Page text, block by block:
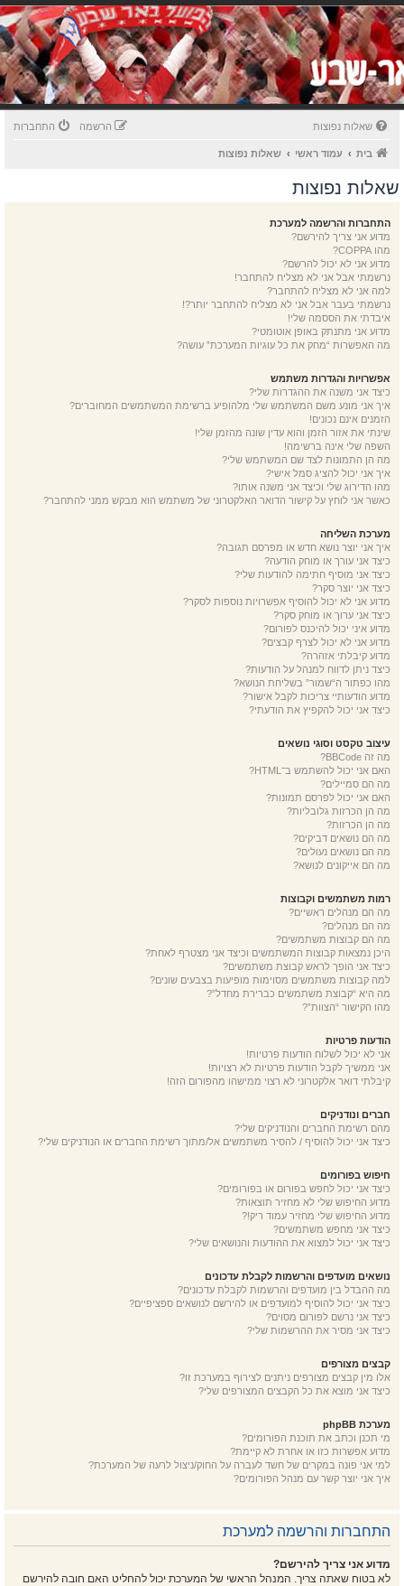
שאלות נפוצות התחברות הרשמה
בית עמוד ראשי שאלות נפוצות
שאלות נפוצות
התחברות והרשמה למערכת
מדוע אני צריך להירשם?
מהו COPPA?
מדוע אני לא יכול להרשם?
נרשמתי אבל אני לא מצליח להתחבר!
למה אני לא מצליח להתחבר?
נרשמתי בעבר אבל אני לא מצליח להתחבר יותר?!
איבדתי את הססמה שלי!
מדוע אני מתנתק באופן אוטומטי?
מה האפשרות “מחק את כל עוגיות המערכת” עושה?
אפשרויות והגדרות משתמש
כיצד אני משנה את ההגדרות שלי?
איך אני מונע משם המשתמש שלי מלהופיע ברשימת המשתמשים המחוברים?
הזמנים אינם נכונים!
שינתי את אזור הזמן והוא עדין שונה מהזמן שלי!
השפה שלי אינה ברשימה!
מה הן התמונות לצד שם המשתמש שלי?
איך אני יכול להציג סמל אישי?
מהו הדירוג שלי וכיצד אני משנה אותו?
כאשר אני לוחץ על קישור הדואר האלקטרוני של משתמש הוא מבקש ממני להתחבר?
מערכת השליחה
איך אני יוצר נושא חדש או מפרסם תגובה?
כיצד אני עורך או מוחק הודעה?
כיצד אני מוסיף חתימה להודעות שלי?
כיצד אני יוצר סקר?
מדוע אני לא יכול להוסיף אפשרויות נוספות לסקר?
כיצד אני ערוך או מוחק סקר?
מדוע איני יכול להיכנס לפורום?
מדוע אני לא יכול לצרף קבצים?
מדוע קיבלתי אזהרה?
כיצד ניתן לדווח למנהל על הודעות?
מהו כפתור ה“שמור” בשליחת הנושא?
מדוע הודעותיי צריכות לקבל אישור?
כיצד אני יכול להקפיץ את הודעתי?
עיצוב טקסט וסוגי נושאים
מה זה BBCode?
האם אני יכול להשתמש ב־HTML?
מה הם סמיילים?
האם אני יכול לפרסם תמונות?
מה הן הכרזות גלובליות?
מה הן הכרזות?
מה הם נושאים דביקים?
מה הם נושאים נעולים?
מה הם אייקונים לנושא?
רמות משתמשים וקבוצות
מה הם מנהלים ראשיים?
מה הם מנהלים?
מה הם קבוצות משתמשים?
היכן נמצאות קבוצות המשתמשים וכיצד אני מצטרף לאחת?
כיצד אני הופך לראש קבוצת משתמשים?
למה קבוצות משתמשים מסוימות מופיעות בצבעים שונים?
מה היא “קבוצת משתמשים כברירת מחדל”?
מהו הקישור “הצוות”?
הודעות פרטיות
אני לא יכול לשלוח הודעות פרטיות!
אני ממשיך לקבל הודעות פרטיות לא רצויות!
קיבלתי דואר אלקטרוני לא רצוי ממישהו מהפורום הזה!
חברים ונודניקים
מהם רשימת החברים והנודניקים שלי?
כיצד אני יכול להוסיף / להסיר משתמשים אל/מתוך רשימת החברים או הנודניקים שלי?
חיפוש בפורומים
כיצד אני יכול לחפש בפורום או בפורומים?
מדוע החיפוש שלי לא מחזיר תוצאות?
מדוע החיפוש שלי מחזיר עמוד ריק!?
כיצד אני מחפש משתמשים?
כיצד אני יכול למצוא את ההודעות והנושאים שלי?
נושאים מועדפים והרשמות לקבלת עדכונים
מה ההבדל בין מועדפים והרשמות לקבלת עדכונים?
כיצד אני יכול להוסיף למועדפים או להירשם לנושאים ספציפיים?
כיצד אני נרשם לפורום מסוים?
כיצד אני מסיר את ההרשמות שלי?
קבצים מצורפים
אלו מין קבצים מצורפים ניתנים לצירוף במערכת זו?
כיצד אני מוצא את כל הקבצים המצורפים שלי?
מערכת phpBB
מי תכנן וכתב את תוכנת הפורומים?
מדוע אפשרות כזו או אחרת לא קיימת?
למי אני פונה במקרים של חשד לעברה על החוק/ניצול לרעה של המערכת?
איך אני יוצר קשר עם מנהל הפורומים?
התחברות והרשמה למערכת
מדוע אני צריך להירשם?
לא בטוח שאתה צריך. המנהל הראשי של המערכת יכול להחליט האם חובה להירשם